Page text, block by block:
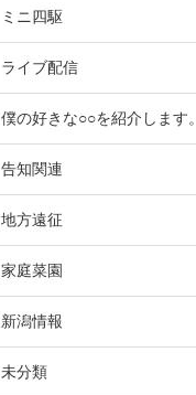
ミニ四駆
ライブ配信
僕の好きな○○を紹介します。
告知関連
地方遠征
家庭菜園
新潟情報
未分類